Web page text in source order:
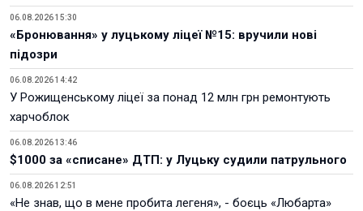
06.08.2026 15:30
«Бронювання» у луцькому ліцеї №15: вручили нові
підозри
06.08.2026 14:42
У Рожищенському ліцеї за понад 12 млн грн ремонтують
харчоблок
06.08.2026 13:46
$1000 за «списане» ДТП: у Луцьку судили патрульного
06.08.2026 12:51
«Не знав, що в мене пробита легеня», - боєць «Любарта»